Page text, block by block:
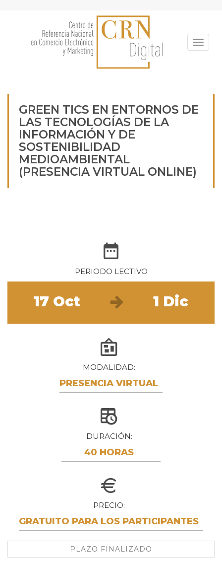
GREEN TICS EN ENTORNOS DE
LAS TECNOLOGÍAS DE LA
INFORMACIÓN Y DE
SOSTENIBILIDAD
MEDIOAMBIENTAL
(PRESENCIA VIRTUAL ONLINE)
PERIODO LECTIVO
17 Oct 1 Dic
MODALIDAD
PRESENCIA VIRTUAL
DURACIÓN
40 HORAS
PRECIO
GRATUITO PARA LOS PARTICIPANTES
PLAZO FINALIZADO